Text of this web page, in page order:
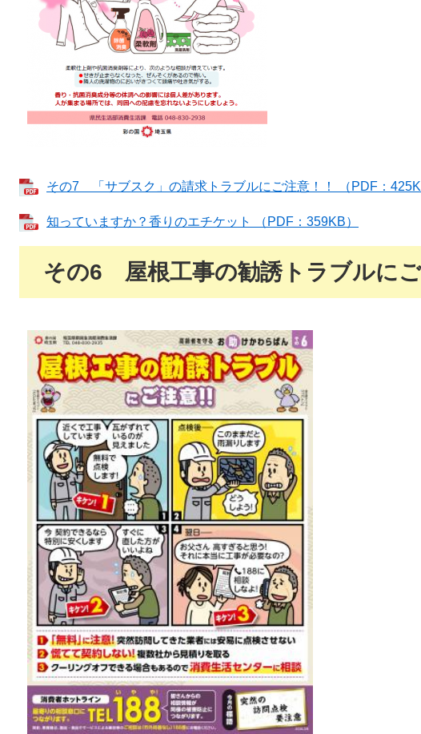
その7 「サブスク」の請求トラブルにご注意！！ （PDF：
知っていますか？香りのエチケット （PDF：359KB）
その6 屋根工事の勧誘トラブルにご